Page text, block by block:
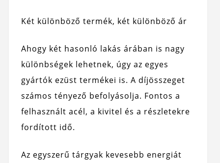
Két különböző termék, két különböző ár
Ahogy két hasonló lakás árában is nagy
különbségek lehetnek, úgy az egyes
gyártók ezüst termékei is. A díjösszeget
számos tényező befolyásolja. Fontos a
felhasznált acél, a kivitel és a részletekre
fordított idő.
Az egyszerű tárgyak kevesebb energiát